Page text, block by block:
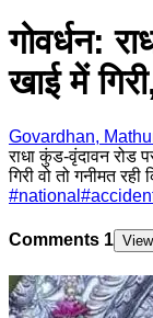
गोवर्धन:
खाई में
Govardhan,
राधा कुंड-वृंदावन रोड
गिरी वो तो गनीमत
#national #
Comments 1 View